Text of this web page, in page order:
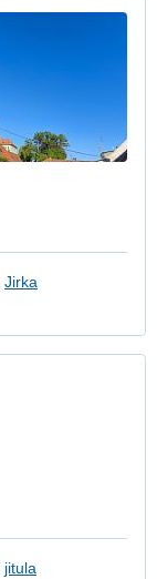
Jirka
jitula